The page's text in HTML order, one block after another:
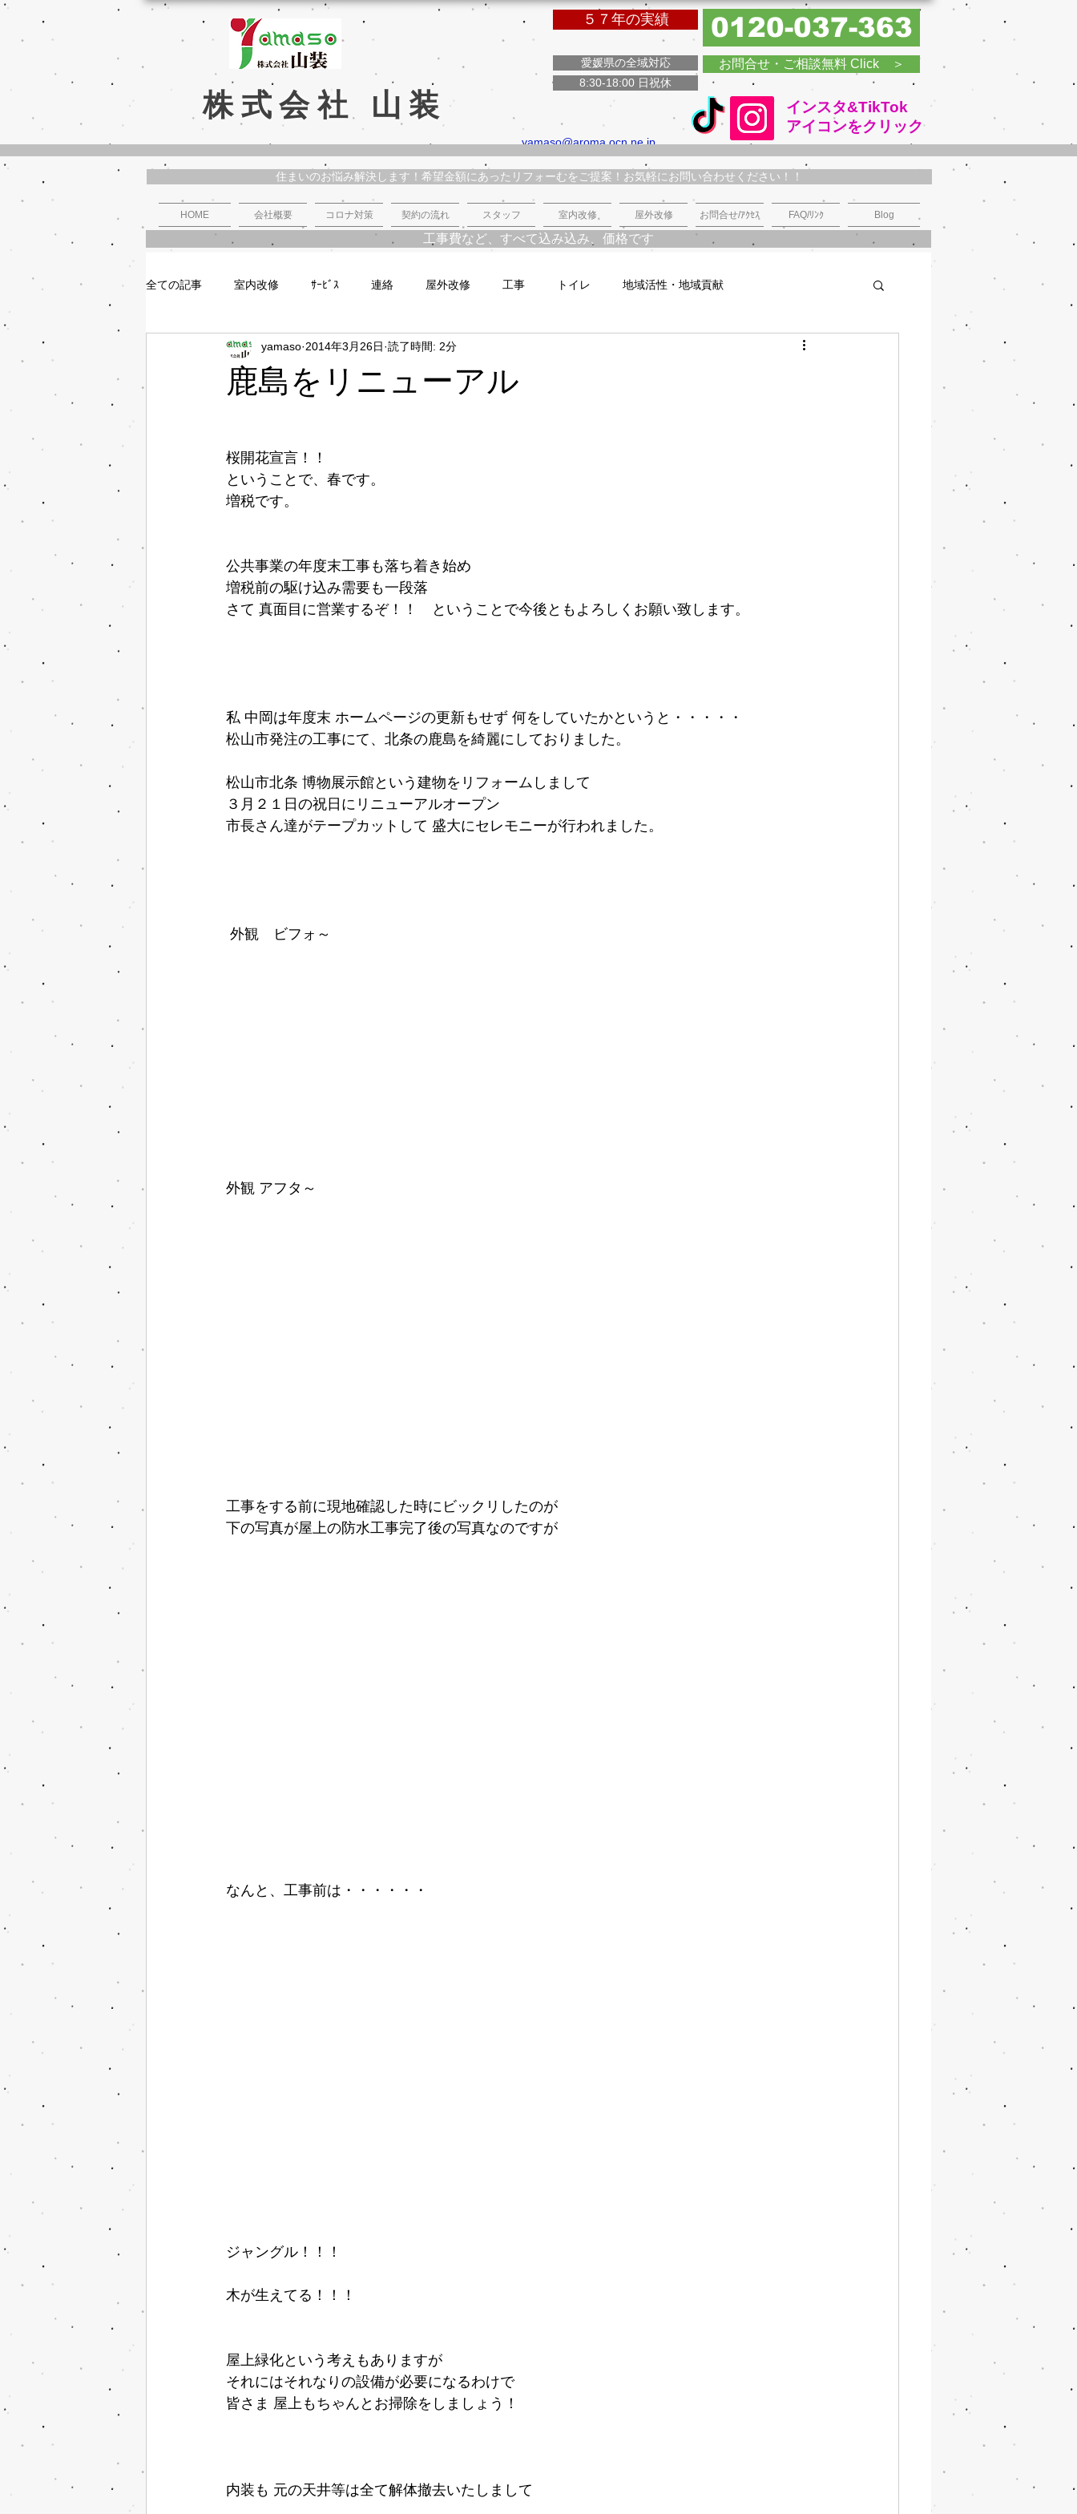
株式会社 山装
５７年の実績 0120-037-363
愛媛県の全域対応
8:30-18:00 日祝休
お問合せ・ご相談無料 Click ＞
yamaso@aroma.ocn.ne.jp
インスタ&TikTok
​アイコンをクリック
住まいのお悩み解決します！希望金額にあったリフォーむをご提案！お気軽にお問い合わせください！！
HOME 会社概要 コロナ対策 契約の流れ スタッフ 室内改修 屋外改修 お問合せ/ｱｸｾｽ FAQ/ﾘﾝｸ Blog
工事費など、すべて込み込み、価格です
全ての記事 室内改修 ｻｰﾋﾞｽ 連絡 屋外改修 工事 トイレ 地域活性・地域貢献
鹿島をリニューアル
yamaso 2014年3月26日 読了時間: 2分
桜開花宣言！！
ということで、春です。
増税です。
公共事業の年度末工事も落ち着き始め
増税前の駆け込み需要も一段落
さて 真面目に営業するぞ！！　ということで今後ともよろしくお願い致します。
私 中岡は年度末 ホームページの更新もせず 何をしていたかというと・・・・・
松山市発注の工事にて、北条の鹿島を綺麗にしておりました。
松山市北条 博物展示館という建物をリフォームしまして
３月２１日の祝日にリニューアルオープン
市長さん達がテープカットして 盛大にセレモニーが行われました。
外観　ビフォ～
外観 アフタ～
工事をする前に現地確認した時にビックリしたのが
下の写真が屋上の防水工事完了後の写真なのですが
なんと、工事前は・・・・・・
ジャングル！！！
木が生えてる！！！
屋上緑化という考えもありますが
それにはそれなりの設備が必要になるわけで
皆さま 屋上もちゃんとお掃除をしましょう！
内装も 元の天井等は全て解体撤去いたしまして